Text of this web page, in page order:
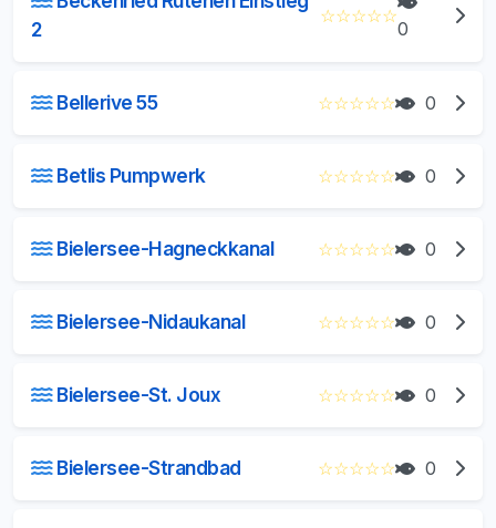
2
☆☆☆☆☆
0
Bellerive 55 ☆☆☆☆☆ 0
Betlis Pumpwerk ☆☆☆☆☆ 0
Bielersee-Hagneckkanal ☆☆☆☆☆ 0
Bielersee-Nidaukanal ☆☆☆☆☆ 0
Bielersee-St. Joux ☆☆☆☆☆ 0
Bielersee-Strandbad ☆☆☆☆☆ 0